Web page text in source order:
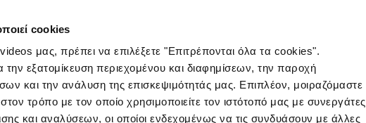
cookies
videos μας, πρέπει να επιλέξετε "Επιτρέπονται όλα τα cookies".
την εξατομίκευση περιεχομένου και διαφημίσεων, την παροχή
και την ανάλυση της επισκεψιμότητάς μας. Επιπλέον, μοιραζόμαστε
τρόπο με τον οποίο χρησιμοποιείτε τον ιστότοπό μας με συνεργάτες
και αναλύσεων, οι οποίοι ενδεχομένως να τις συνδυάσουν με άλλες